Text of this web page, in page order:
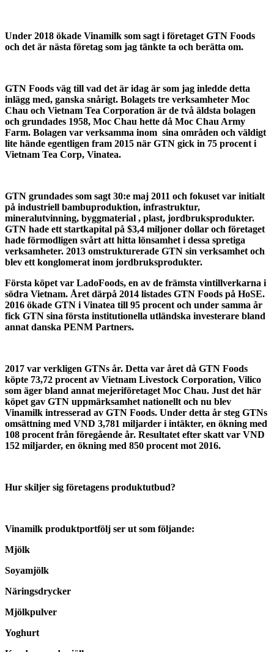
Under 2018 ökade Vinamilk som sagt i företaget GTN Foods
och det är nästa företag som jag tänkte ta och berätta om.
GTN Foods väg till vad det är idag är som jag inledde detta
inlägg med, ganska snårigt. Bolagets tre verksamheter Moc
Chau och Vietnam Tea Corporation är de två äldsta bolagen
och grundades 1958, Moc Chau hette då Moc Chau Army
Farm. Bolagen var verksamma inom sina områden och väldigt
lite hände egentligen fram 2015 när GTN gick in 75 procent i
Vietnam Tea Corp, Vinatea.
GTN grundades som sagt 30:e maj 2011 och fokuset var initialt
på industriell bambuproduktion, infrastruktur,
mineralutvinning, byggmaterial , plast, jordbruksprodukter.
GTN hade ett startkapital på $3,4 miljoner dollar och företaget
hade förmodligen svårt att hitta lönsamhet i dessa spretiga
verksamheter. 2013 omstrukturerade GTN sin verksamhet och
blev ett konglomerat inom jordbruksprodukter.
Första köpet var LadoFoods, en av de främsta vintillverkarna i
södra Vietnam. Året därpå 2014 listades GTN Foods på HoSE.
2016 ökade GTN i Vinatea till 95 procent och under samma år
fick GTN sina första institutionella utländska investerare bland
annat danska PENM Partners.
2017 var verkligen GTNs år. Detta var året då GTN Foods
köpte 73,72 procent av Vietnam Livestock Corporation, Vilico
som äger bland annat mejeriföretaget Moc Chau. Just det här
köpet gav GTN uppmärksamhet nationellt och nu blev
Vinamilk intresserad av GTN Foods. Under detta år steg GTNs
omsättning med VND 3,781 miljarder i intäkter, en ökning med
108 procent från föregående år. Resultatet efter skatt var VND
152 miljarder, en ökning med 850 procent mot 2016.
Hur skiljer sig företagens produktutbud?
Vinamilk produktportfölj ser ut som följande:
Mjölk
Soyamjölk
Näringsdrycker
Mjölkpulver
Yoghurt